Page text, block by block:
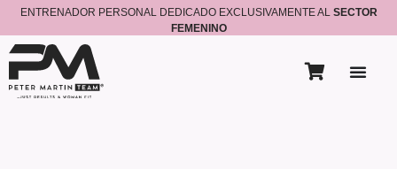
ENTRENADOR PERSONAL DEDICADO EXCLUSIVAMENTE AL SECTOR
FEMENINO